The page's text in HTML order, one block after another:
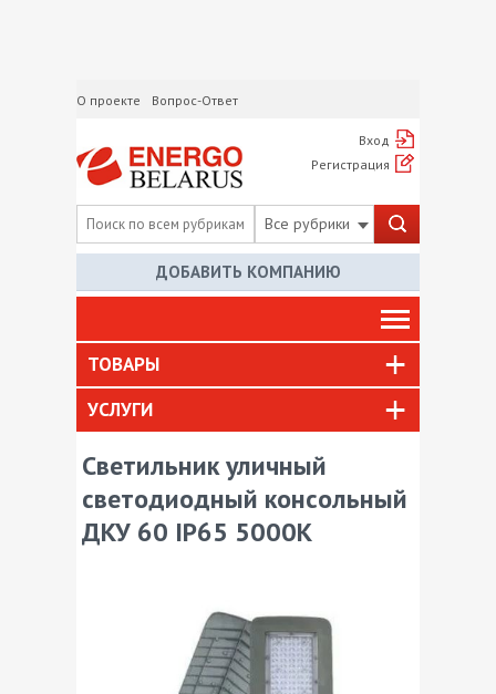
О проекте Вопрос-Ответ
Вход
Регистрация
Все рубрики
ДОБАВИТЬ КОМПАНИЮ
ТОВАРЫ
УСЛУГИ
Светильник уличный
светодиодный консольный
ДКУ 60 IP65 5000K